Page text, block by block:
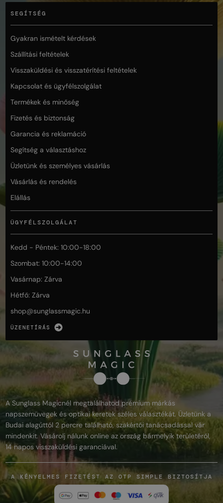
SEGÍTSÉG
Gyakran ismételt kérdések
Szállítási feltételek
Visszaküldési és visszatérítési feltételek
Kapcsolat és ügyfélszolgálat
Termékek és minőség
Fizetés és biztonság
Garancia és reklamáció
Segítség a választáshoz
Üzletünk és személyes vásárlás
Vásárlás és rendelés
Elállás
ÜGYFÉLSZOLGÁLAT
Kedd - Péntek: 10:00-18:00
Szombat: 10:00-14:00
Vasárnap: Zárva
Hétfő: Zárva
shop@sunglassmagic.hu
ÜZENETÍRÁS
A Sunglass Magicnél megtalálhatod prémium márkás
napszemüvegek és optikai keretek széles választékát. Üzletünk a
Budai alagúttól 2 percre található, szakértői tanácsadással vár
mindenkit. Vásárolj nálunk online az ország bármelyik területéről,
14 napos visszaküldési garanciával.
A KÉNYELMES FIZETÉST AZ OTP SIMPLE BIZTOSÍTJA